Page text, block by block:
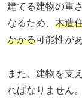
建てる建物の重
なるため、 木造
かかる可能性が
また、建物を支
ればなりません。